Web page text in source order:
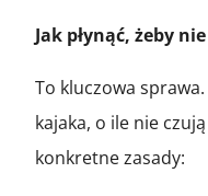
Jak płynąć, żeby
To kluczowa
kajaka, o ile nie
konkretne zasady: